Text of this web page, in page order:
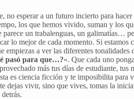
esperar a un futuro incierto para
los que hemos vivido, suman y los
parece un trabalenguas, un
lo mejor de cada momento. Si
a ver las diferentes
pasó para que…?«. Que cada uno
más tus días de estudiante,
es ciencia ficción y te imposibilita
dejas vivir, sino que vives, tomas la